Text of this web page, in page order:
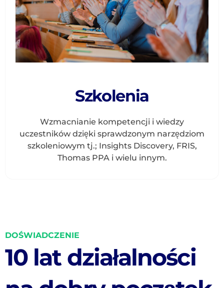
Szkolenia
Wzmacnianie kompetencji i wiedzy
uczestników dzięki sprawdzonym narzędziom
szkoleniowym tj.; Insights Discovery, FRIS,
Thomas PPA i wielu innym.
DOŚWIADCZENIE
10 lat działalności